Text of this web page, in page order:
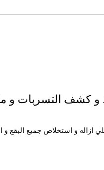
اقوي الخدمات الخاصة بالصيانه من تنظيف باالبخار وجلي
و استخلاص جميع البقع و